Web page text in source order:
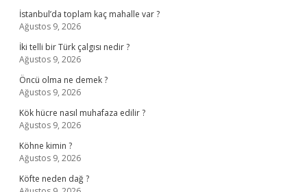
İstanbul’da toplam kaç mahalle var ?
Ağustos 9, 2026
İki telli bir Türk çalgısı nedir ?
Ağustos 9, 2026
Öncü olma ne demek ?
Ağustos 9, 2026
Kök hücre nasıl muhafaza edilir ?
Ağustos 9, 2026
Köhne kimin ?
Ağustos 9, 2026
Köfte neden dağ ?